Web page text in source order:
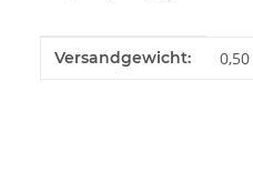
Produkteigenschaft
Wert
Versandgewicht: